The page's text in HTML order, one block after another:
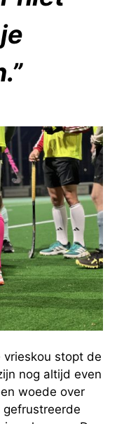
vrieskou stopt de
nog altijd even
woede over
gefrustreerde